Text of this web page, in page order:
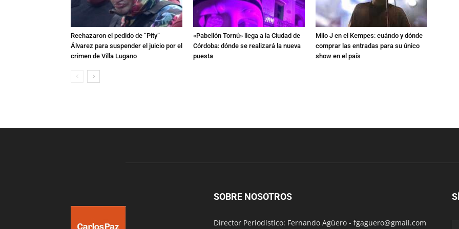
Rechazaron el pedido de “Pity”
Álvarez para suspender el juicio por el
crimen de Villa Lugano
«Pabellón Tornú» llega a la Ciudad de
Córdoba: dónde se realizará la nueva
puesta
Milo J en el Kempes: cuándo y dónde
comprar las entradas para su único
show en el país
SOBRE NOSOTROS
Director Periodístico: Fernando Agüero - fgaguero@gmail.com